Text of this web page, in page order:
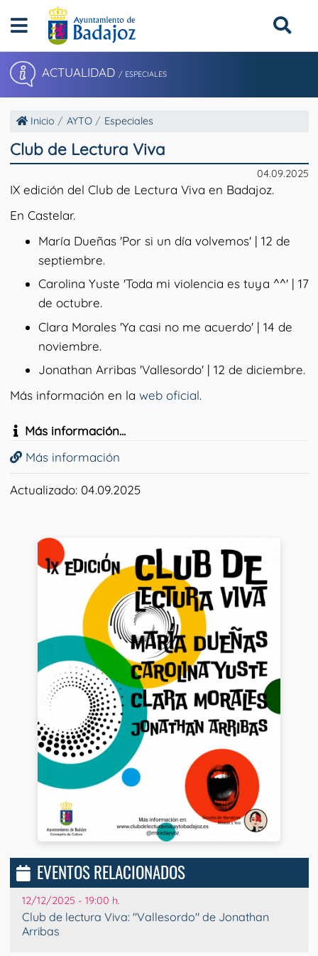
ACTUALIDAD / ESPECIALES
Inicio AYTO Especiales
Club de Lectura Viva
04.09.2025
IX edición del Club de Lectura Viva en Badajoz.
En Castelar.
María Dueñas 'Por si un día volvemos' | 12 de
septiembre.
Carolina Yuste 'Toda mi violencia es tuya ^^' | 17
de octubre.
Clara Morales 'Ya casi no me acuerdo' | 14 de
noviembre.
Jonathan Arribas 'Vallesordo' | 12 de diciembre.
Más información en la web oficial.
Más información...
Más información
Actualizado: 04.09.2025
EVENTOS RELACIONADOS
12/12/2025 - 19:00 h.
Club de lectura Viva: "Vallesordo" de Jonathan
Arribas